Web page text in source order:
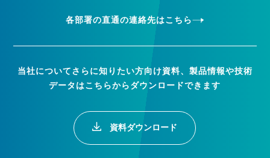
各部署の直通の連絡先はこちら
当社についてさらに知りたい方向け資料、製品情報や技術
データはこちらからダウンロードできます
資料ダウンロード